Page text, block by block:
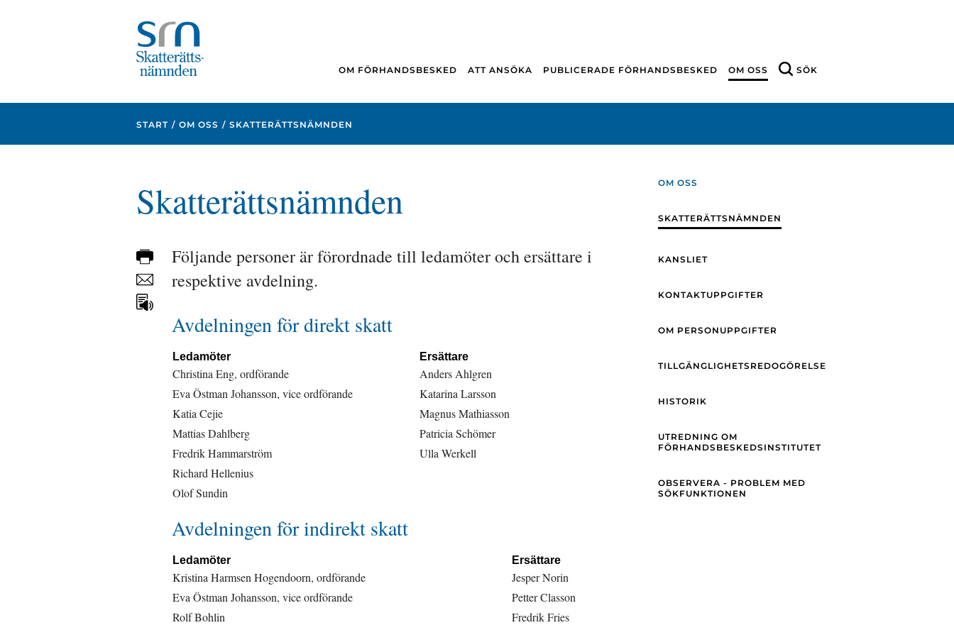
OM FÖRHANDSBESKED ATT ANSÖKA PUBLICERADE FÖRHANDSBESKED OM OSS SÖK
START OM OSS SKATTERÄTTSNÄMNDEN
Skatterättsnämnden
Skriv
ut
Dela
sidan
Följande personer är förordnade till ledamöter och ersättare i
respektive avdelning.
Avdelningen för direkt skatt
Ledamöter Ersättare
Christina Eng, ordförande
Anders Ahlgren
Eva Östman Johansson, vice ordförande
Katarina Larsson
Katia Cejie
Magnus Mathiasson
Mattias Dahlberg
Patricia Schömer
Fredrik Hammarström
Ulla Werkell
Richard Hellenius
Olof Sundin
Avdelningen för indirekt skatt
Ledamöter Ersättare
Kristina Harmsen Hogendoorn, ordförande
Jesper Norin
Eva Östman Johansson, vice ordförande
Petter Classon
Rolf Bohlin
Fredrik Fries
OM OSS
SKATTERÄTTSNÄMNDEN
KANSLIET
KONTAKTUPPGIFTER
OM PERSONUPPGIFTER
TILLGÄNGLIGHETSREDOGÖRELSE
HISTORIK
UTREDNING OM
FÖRHANDSBESKEDSINSTITUTET
OBSERVERA - PROBLEM MED
SÖKFUNKTIONEN